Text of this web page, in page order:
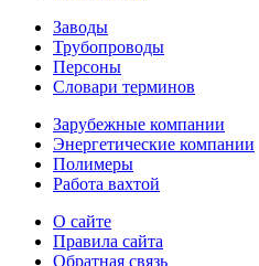
Заводы
Трубопроводы
Персоны
Словари терминов
Зарубежные компании
Энергетические компании
Полимеры
Работа вахтой
О сайте
Правила сайта
Обратная связь